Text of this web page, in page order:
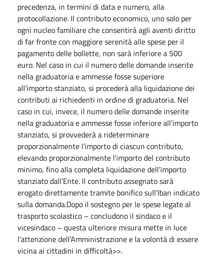
precedenza, in termini di data e numero, alla
protocollazione. Il contributo economico, uno solo per
ogni nucleo familiare che consentirà agli aventi diritto
di far fronte con maggiore serenità alle spese per il
pagamento delle bollette, non sarà inferiore a 500
euro. Nel caso in cui il numero delle domande inserite
nella graduatoria e ammesse fosse superiore
all’importo stanziato, si procederà alla liquidazione dei
contributi ai richiedenti in ordine di graduatoria. Nel
caso in cui, invece, il numero delle domande inserite
nella graduatoria e ammesse fosse inferiore all’importo
stanziato, si provvederà a rideterminare
proporzionalmente l’importo di ciascun contributo,
elevando proporzionalmente l’importo del contributo
minimo, fino alla completa liquidazione dell’importo
stanziato dall’Ente. Il contributo assegnato sarà
erogato direttamente tramite bonifico sull’Iban indicato
sulla domanda.Dopo il sostegno per le spese legate al
trasporto scolastico – concludono il sindaco e il
vicesindaco – questa ulteriore misura mette in luce
l’attenzione dell’Amministrazione e la volontà di essere
vicina ai cittadini in difficoltà>>.